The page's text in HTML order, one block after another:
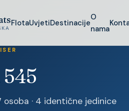
FlotaUvjetiDestinacije
O
nama
osoba · 4 identične jedinice